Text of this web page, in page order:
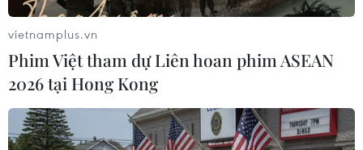
vietnamplus.vn
Phim Việt tham dự Liên hoan phim ASEAN
2026 tại Hong Kong